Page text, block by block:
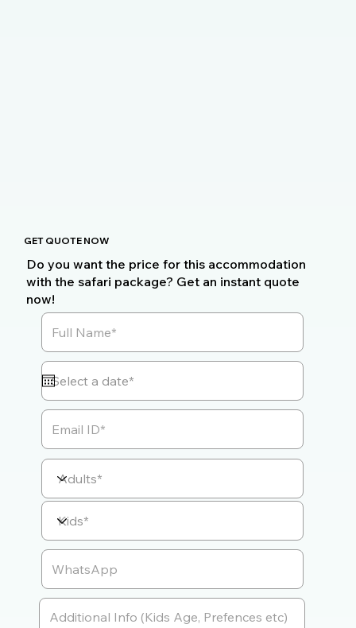
GET QUOTE NOW
Do you want the price for this accommodation
with the safari package? Get an instant quote
now!